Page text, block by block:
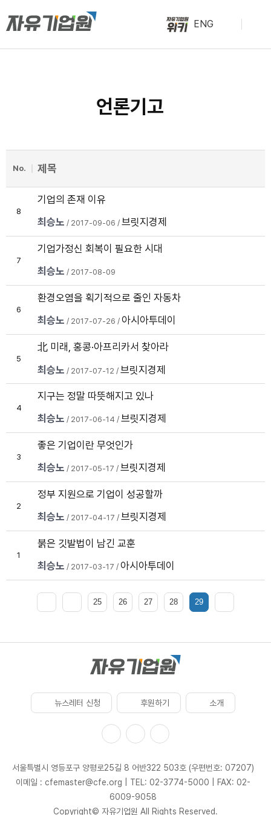
ENG
언론기고
No. 제목
8
기업의 존재 이유
최승노 / 2017-09-06 / 브릿지경제
7
기업가정신 회복이 필요한 시대
최승노 / 2017-08-09
6
환경오염을 획기적으로 줄인 자동차
최승노 / 2017-07-26 / 아시아투데이
5
北 미래, 홍콩·아프리카서 찾아라
최승노 / 2017-07-12 / 브릿지경제
4
지구는 정말 따뜻해지고 있나
최승노 / 2017-06-14 / 브릿지경제
3
좋은 기업이란 무엇인가
최승노 / 2017-05-17 / 브릿지경제
2
정부 지원으로 기업이 성공할까
최승노 / 2017-04-17 / 브릿지경제
1
붉은 깃발법이 남긴 교훈
최승노 / 2017-03-17 / 아시아투데이
25 26 27 28 29
뉴스레터 신청 후원하기 소개
서울특별시 영등포구 양평로25길 8 어반322 503호 (우편번호: 07207)
이메일 : cfemaster@cfe.org
TEL: 02-3774-5000
FAX: 02-
6009-9058
Copyright© 자유기업원 All Rights Reserved.